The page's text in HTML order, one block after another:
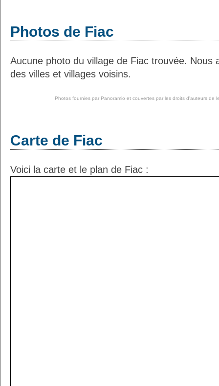
Photos de Fiac
Aucune photo du village de Fiac trouvée. Nous
des villes et villages voisins.
Photos fournies par Panoramio et couvertes par les droits d'auteurs de
Carte de Fiac
Voici la carte et le plan de Fiac :